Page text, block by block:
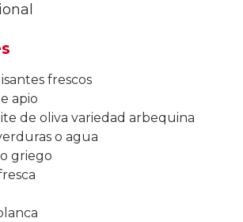
frescos
apio
de oliva variedad arbequina
o agua
griego